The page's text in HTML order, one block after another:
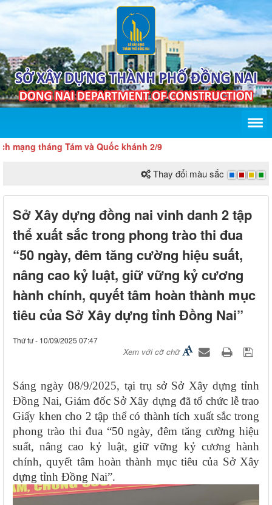
tháng Tám và Quốc khánh 2/9
Thay đổi màu sắc
Sở Xây dựng đồng nai vinh danh 2 tập
thể xuất sắc trong phong trào thi đua
“50 ngày, đêm tăng cường hiệu suất,
nâng cao kỷ luật, giữ vững kỷ cương
hành chính, quyết tâm hoàn thành mục
tiêu của Sở Xây dựng tỉnh Đồng Nai”
Thứ tư - 10/09/2025 07:47
Xem với cỡ chữ
Sáng ngày 08/9/2025, tại trụ sở Sở Xây dựng tỉnh
Đồng Nai, Giám đốc Sở Xây dựng đã tổ chức lễ trao
Giấy khen cho 2 tập thể có thành tích xuất sắc trong
phong trào thi đua “50 ngày, đêm tăng cường hiệu
suất, nâng cao kỷ luật, giữ vững kỷ cương hành
chính, quyết tâm hoàn thành mục tiêu của Sở Xây
dựng tỉnh Đồng Nai”.